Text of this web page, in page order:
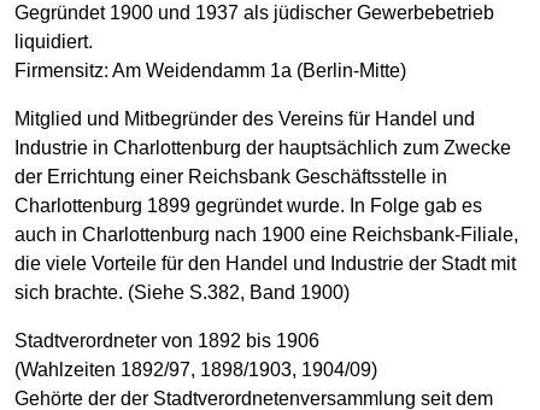
Gegründet 1900 und 1937 als jüdischer Gewerbebetrieb
liquidiert.
Firmensitz: Am Weidendamm 1a (Berlin-Mitte)
Mitglied und Mitbegründer des Vereins für Handel und
Industrie in Charlottenburg der hauptsächlich zum Zwecke
der Errichtung einer Reichsbank Geschäftsstelle in
Charlottenburg 1899 gegründet wurde. In Folge gab es
auch in Charlottenburg nach 1900 eine Reichsbank-Filiale,
die viele Vorteile für den Handel und Industrie der Stadt mit
sich brachte. (Siehe S.382, Band 1900)
Stadtverordneter von 1892 bis 1906
(Wahlzeiten 1892/97, 1898/1903, 1904/09)
Gehörte der der Stadtverordnetenversammlung seit dem